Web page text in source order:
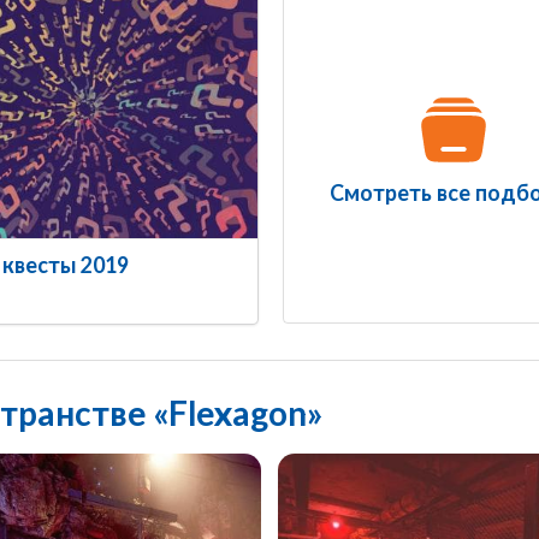
2019
Смотреть все
«Flexagon»